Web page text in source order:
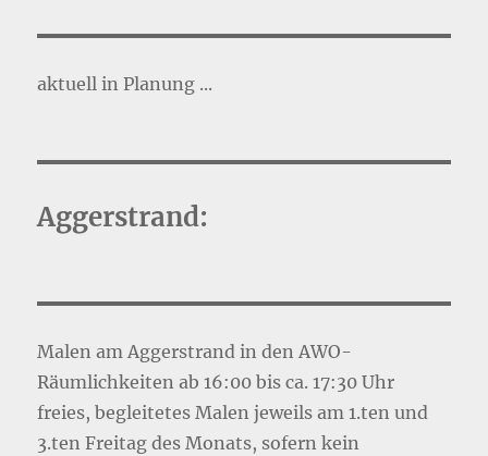
aktuell in Planung ...
Aggerstrand:
Malen am Aggerstrand in den AWO-
Räumlichkeiten ab 16:00 bis ca. 17:30 Uhr
freies, begleitetes Malen jeweils am 1.ten und
3.ten Freitag des Monats, sofern kein